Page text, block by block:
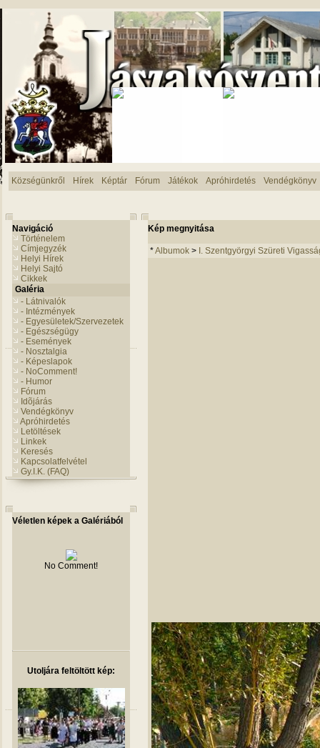
Községünkről Hírek Képtár Fórum Játékok Apróhirdetés Vendégkönyv
Navigáció
Történelem
Címjegyzék
Helyi Hírek
Helyi Sajtó
Cikkek
Galéria
- Látnivalók
- Intézmények
- Egyesületek/Szervezetek
- Egészségügy
- Események
- Nosztalgia
- Képeslapok
- NoComment!
- Humor
Fórum
Idõjárás
Vendégkönyv
Apróhirdetés
Letöltések
Linkek
Keresés
Kapcsolatfelvétel
Gy.I.K. (FAQ)
Véletlen képek a Galériából
No Comment!
Utoljára feltöltött kép:
Kép megnyitása
*Albumok > I. Szentgyörgyi Szüreti